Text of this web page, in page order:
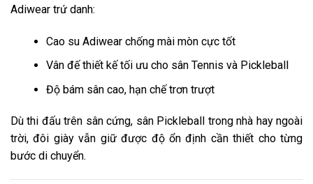
Adiwear trứ danh:
Cao su Adiwear chống mài mòn cực tốt
Vân đế thiết kế tối ưu cho sân Tennis và Pickleball
Độ bám sân cao, hạn chế trơn trượt
Dù thi đấu trên sân cứng, sân Pickleball trong nhà hay ngoài
trời, đôi giày vẫn giữ được độ ổn định cần thiết cho từng
bước di chuyển.